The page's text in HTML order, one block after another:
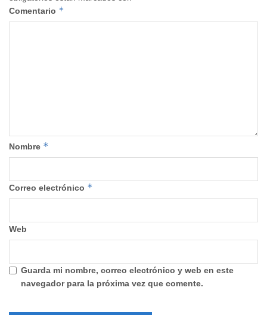
Comentario *
Nombre *
Correo electrónico *
Web
Guarda mi nombre, correo electrónico y web en este
navegador para la próxima vez que comente.